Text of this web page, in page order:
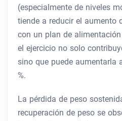
(especialmente de niveles
tiende a reducir el aumento
con un plan de
el ejercicio no solo
sino que puede aumentarla
%.
La pérdida de peso
recuperación de peso se